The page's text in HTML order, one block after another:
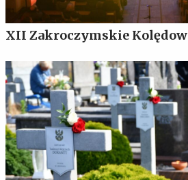
XII Zakroczymskie